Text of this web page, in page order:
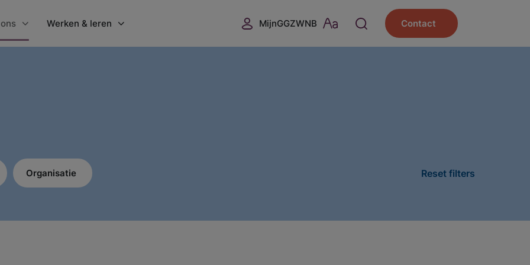
Werken & leren
Vrijwilligerswerk
MijnGGZWNB Contact
Organisatie Reset filters